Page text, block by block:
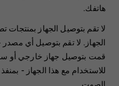
هاتفك.
لا تقم بتوصيل الجهاز
الجهاز. لا تقم بتوصيل أي
قمت بتوصيل جهاز خارجي أو
للاستخدام مع هذا الجهاز -